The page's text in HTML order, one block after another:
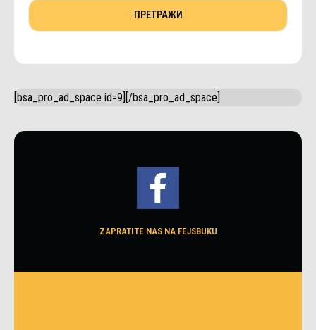
[bsa_pro_ad_space id=9][/bsa_pro_ad_space]
ZAPRATITE NAS NA FEJSBUKU